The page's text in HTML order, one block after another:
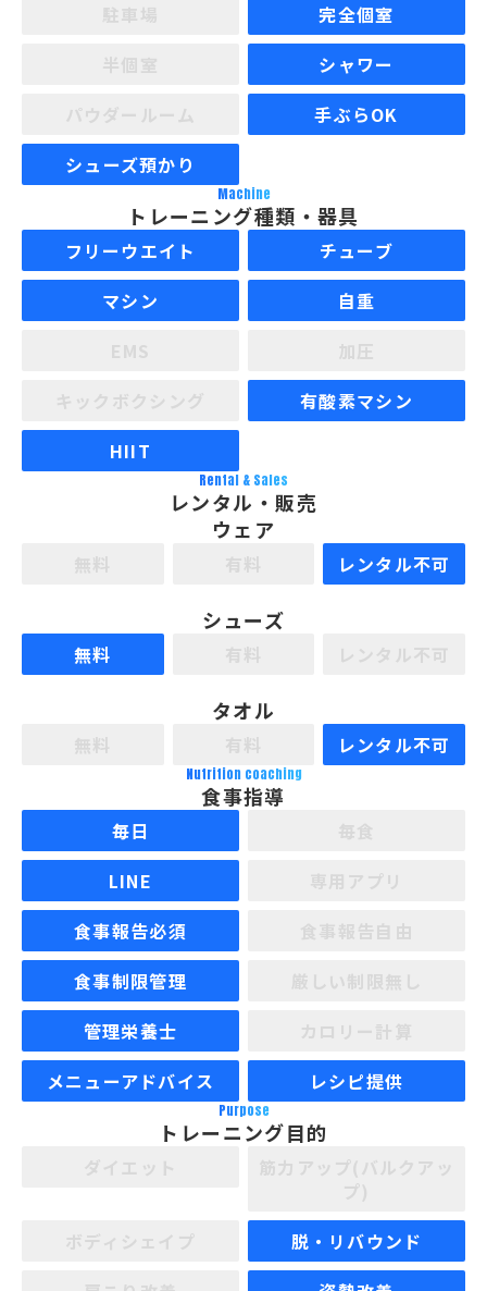
完全個室
シャワー
手ぶらOK
シューズ預かり
Machine
トレーニング種類・器具
フリーウエイト
チューブ
マシン
自重
有酸素マシン
HIIT
Rental & Sales
レンタル・販売
ウェア
レンタル不可
シューズ
無料
タオル
レンタル不可
Nutrition coaching
食事指導
毎日
LINE
食事報告必須
食事制限管理
管理栄養士
メニューアドバイス
レシピ提供
Purpose
トレーニング目的
脱・リバウンド